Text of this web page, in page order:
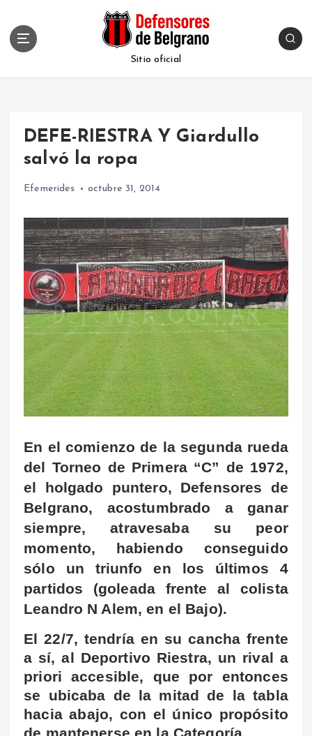
Sitio oficial
DEFE-RIESTRA Y Giardullo
salvó la ropa
Efemerides octubre 31, 2014
En el comienzo de la segunda rueda
del Torneo de Primera “C” de 1972,
el holgado puntero, Defensores de
Belgrano, acostumbrado a ganar
siempre, atravesaba su peor
momento, habiendo conseguido
sólo un triunfo en los últimos 4
partidos (goleada frente al colista
Leandro N Alem, en el Bajo).
El 22/7, tendría en su cancha frente
a sí, al Deportivo Riestra, un rival a
priori accesible, que por entonces
se ubicaba de la mitad de la tabla
hacia abajo, con el único propósito